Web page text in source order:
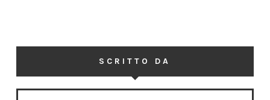
SCRITTO DA